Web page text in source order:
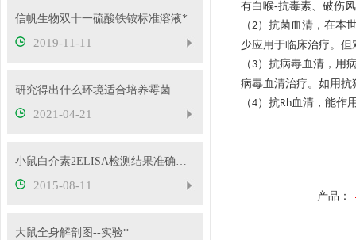
信帆生物双十一硫酸铁铵标准溶液*
2019-11-11
研究得出什么环境适合培养霉菌
2021-04-21
小鼠白介素2ELISA检测结果准确的必要条件
2015-08-11
大鼠全身解剖图--实验*
有白喉-抗毒素、破伤
（2）抗菌血清，在本
少应用于临床治疗。
（ 3）抗病毒血清，用
病毒血清治疗。如用
（4）抗Rh血清，能作
产品：